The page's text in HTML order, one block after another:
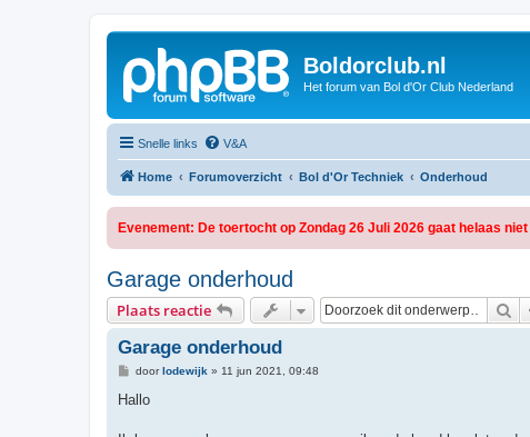
Boldorclub.nl
Het forum van Bol d'Or Club Nederland
Snelle links V&A
Home Forumoverzicht Bol d'Or Techniek Onderhoud
Evenement: De toertocht op Zondag 26 Juli 2026 gaat helaas niet
Garage onderhoud
Plaats reactie
Garage onderhoud
B
r
doorlodewijk » 11 jun 2021, 09:48
Hallo